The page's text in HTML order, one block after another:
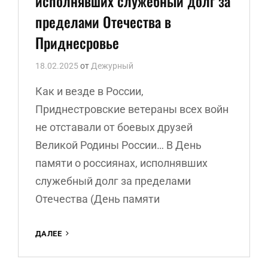
пределами Отечества в
Приднесровье
18.02.2025от Дежурный
Как и везде в России,
Приднестровские ветераны всех войн
не отставали от боевых друзей
Великой Родины России… В День
памяти о россиянах, исполнявших
служебный долг за пределами
Отечества (День памяти
ДАЛЕЕ
О